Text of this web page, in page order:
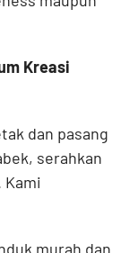
Kreasi
dan pasang
serahkan
Kami
murah dan